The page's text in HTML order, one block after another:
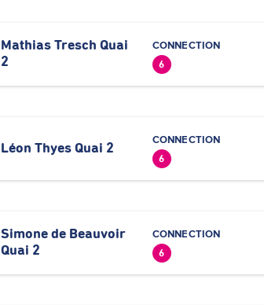
Mathias Tresch Quai
2
CONNECTION
6
Léon Thyes Quai 2
CONNECTION
6
Simone de Beauvoir
Quai 2
CONNECTION
6